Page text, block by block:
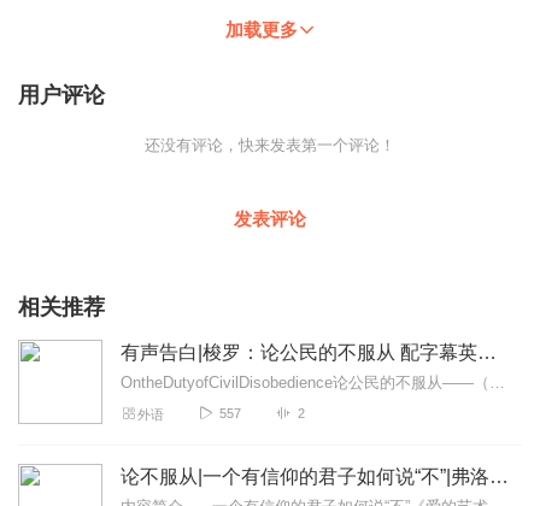
加载更多
用户评论
还没有评论，快来发表第一个评论！
发表评论
相关推荐
有声告白|梭罗：论公民的不服从 配字幕英语有声书
OntheDutyofCivilDisobedience论公民的不服从——（美）梭罗语言难度：5星小节数：2平均单节时长：32分钟本版本口音：...
外语 557 2
论不服从|一个有信仰的君子如何说“不”|弗洛姆